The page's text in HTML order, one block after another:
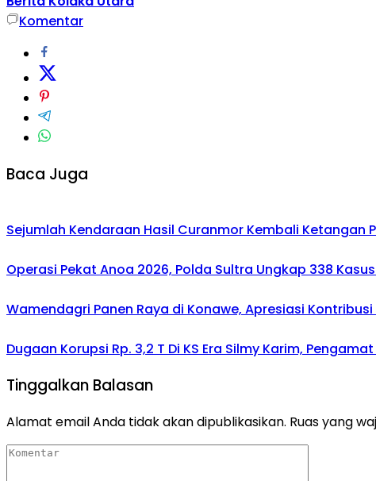
Komentar
Baca Juga
Sejumlah Kendaraan Hasil Curanmor Kembali Ketangan
Operasi Pekat Anoa 2026, Polda Sultra Ungkap 338
Wamendagri Panen Raya di Konawe, Apresiasi
Dugaan Korupsi Rp. 3,2 T Di KS Era Silmy Karim,
Tinggalkan Balasan
Alamat email Anda tidak akan dipublikasikan. Ruas yang